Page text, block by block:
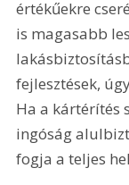
értékűekre
is magasabb
fejlesztések,
Ha a kártérítés
ingóság
fogja a teljes